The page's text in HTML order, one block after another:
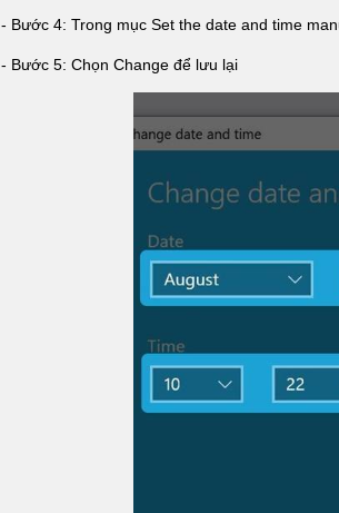
- Bước 4: Trong mục Set the date and time
- Bước 5: Chọn Change để lưu lại